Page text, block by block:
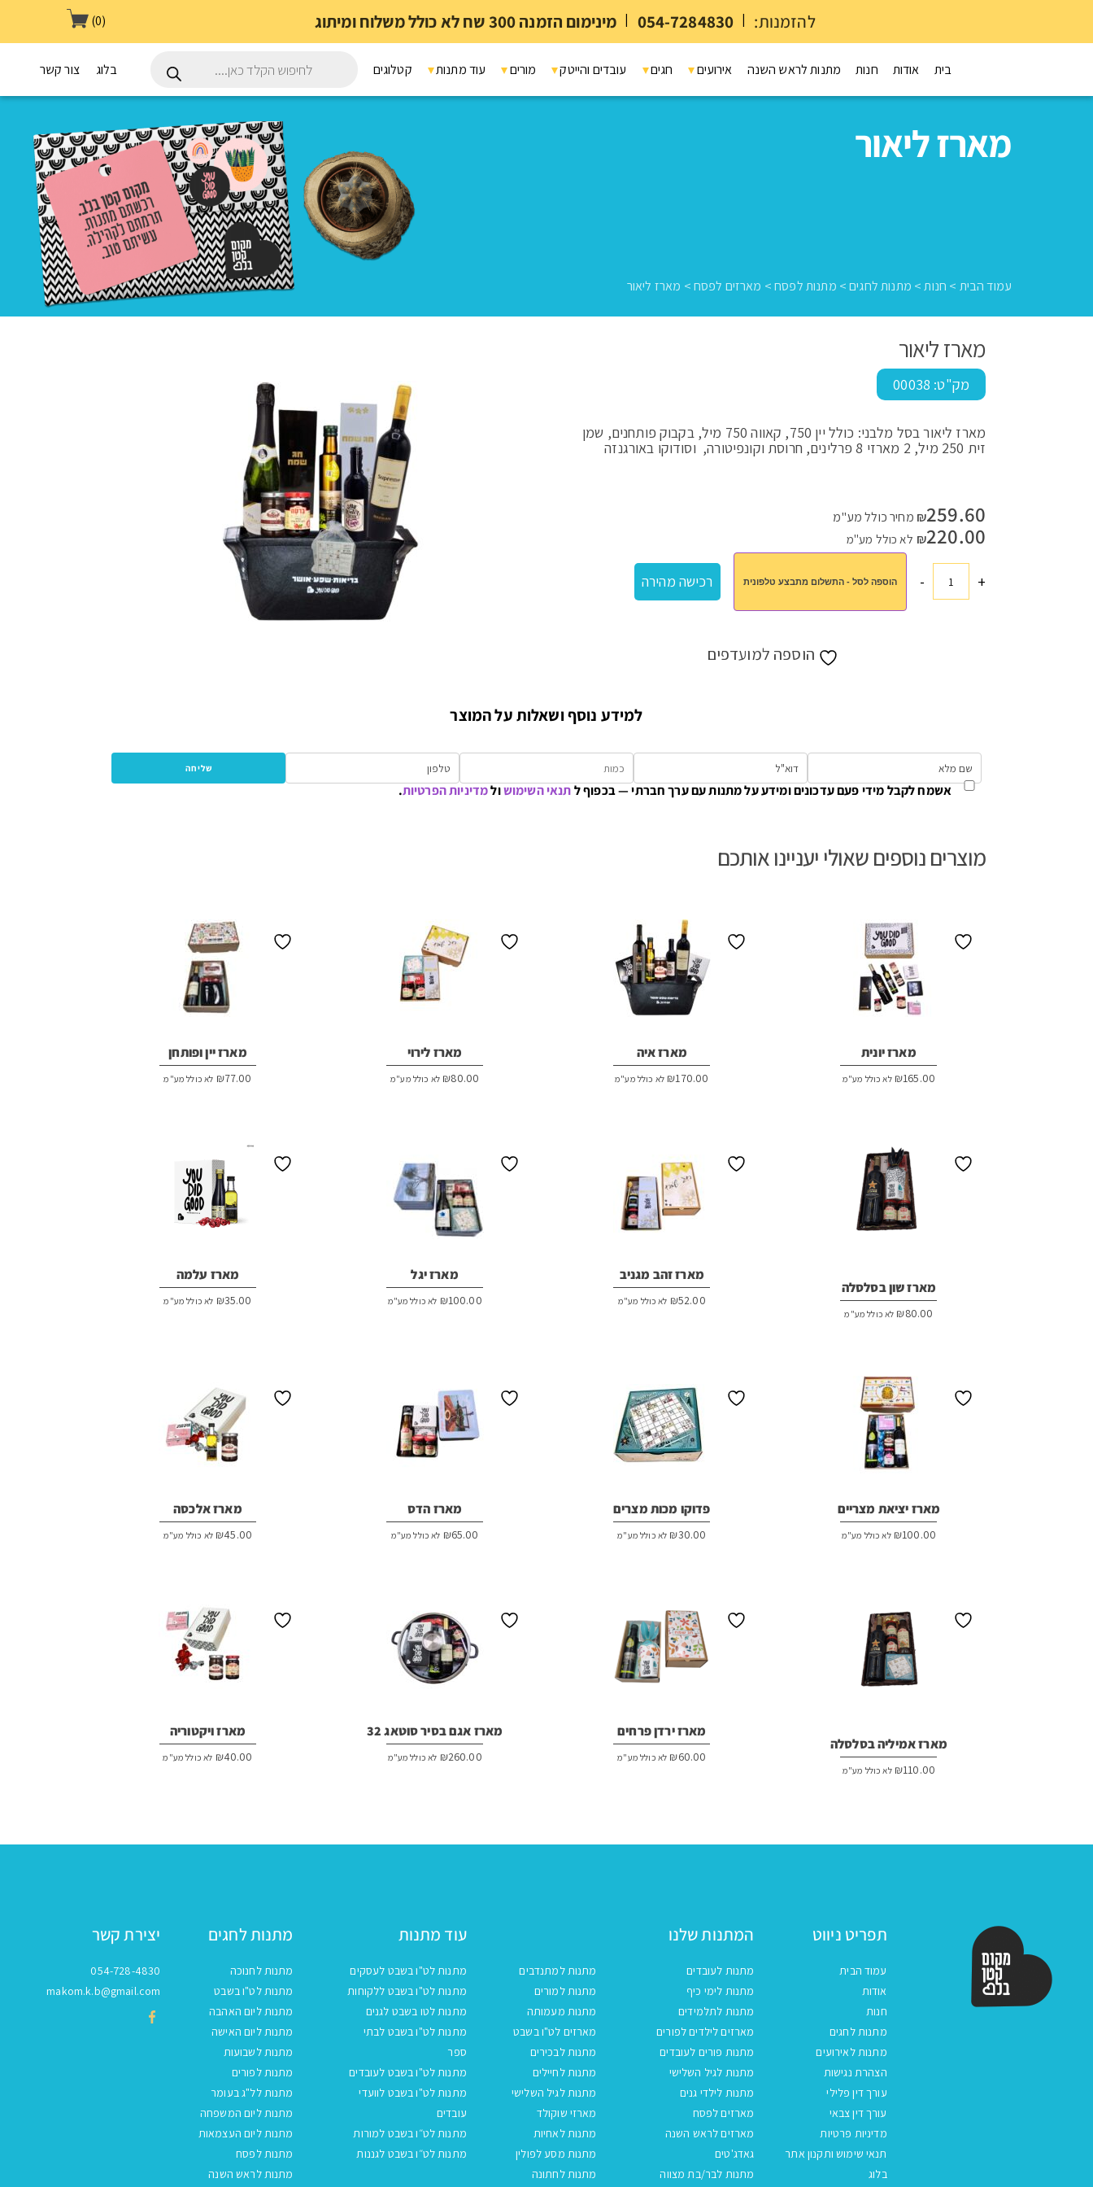
להזמנות: |
054-7284830
| מינימום הזמנה 300 שח לא כולל משלוח ומיתוג (0)
בית אודות חנות מתנות לראש השנה אירועים חגים עובדים והייטק מורים עוד מתנות קטלוגים בלוג צור קשר
מארז ליאור
עמוד הבית > חנות> מתנות לחגים> מתנות לפסח> מארזים לפסח> מארז ליאור
חנות>מתנות לחגים >מתנות לפסח>מארזים לפסח>מארז ליאור
מארז ליאור
מק"ט: 00038
מארז ליאור בסל מלבני: כולל יין 750, קאווה 750 מיל, בקבוק פותחנים, שמן
זית 250 מיל, 2 מארזי 8 פרלינים, חרוסת וקונפיטורה, וסודוקו באורגנזה
₪259.60
מחיר כולל מע"מ
₪220.00 לא כולל מע"מ
+כמות
- הוספה לסל - התשלום מתבצע טלפונית רכישה מהירה
הוספה למועדפים
למידע נוסף ושאלות על המוצר
אשמח לקבל מידי פעם עדכונים ומידע על מתנות עם ערך חברתי — בכפוף לתנאי השימושולמדיניות הפרטיות.
מוצרים נוספים שאולי יעניינו אותכם
מארז יונית
₪165.00 לא כולל מע"מ
מארז איה
₪170.00 לא כולל מע"מ
מארז לירוי
₪80.00 לא כולל מע"מ
מארז יין ופותחן
₪77.00 לא כולל מע"מ
מארז שון בסלסלה
₪80.00 לא כולל מע"מ
מארז זהב מגניב
₪52.00 לא כולל מע"מ
מארז יגל
₪100.00 לא כולל מע"מ
מארז עלמה
₪35.00 לא כולל מע"מ
מארז יציאת מצריים
₪100.00 לא כולל מע"מ
פדוקו מכות מצרים
₪30.00 לא כולל מע"מ
מארז הדס
₪65.00 לא כולל מע"מ
מארז אלכסה
₪45.00 לא כולל מע"מ
מארז אמיליה בסלסלה
₪110.00 לא כולל מע"מ
מארז ירדן פרחים
₪60.00 לא כולל מע"מ
מארז אגם בסיר סוטאג 32
₪260.00 לא כולל מע"מ
מארז ויקטוריה
₪40.00 לא כולל מע"מ
תפריט ניווט
עמוד הבית
אודות
חנות
מתנות לחגים
מתנות לאירועים
הצהרת נגישות
עורך דין פלילי
עורך דין צבאי
מדיניות פרטיות
תנאי שימוש ותקנון אתר
בלוג
המתנות שלנו
מתנות לעובדים
מתנות למתנדבים
מתנות לימי כיף
מתנות למורים
מתנות לתלמידים
מתנות מעמותה
מארזים לילדים לפורים
מארזים לט"ו בשבט
מתנות פורים לעובדים
מתנות לבכירים
מתנות לגיל השלישי
מתנות לחיילים
מתנות לילדי גנים
מתנות לגיל השלישי
מארזים לפסח
מארזי שוקולד
מארזים לראש השנה
מתנות לאחיות
גאדג'טים
מתנות מסע לפולין
מתנות לבר/בת מצווה
מתנות לחתונה
עוד מתנות
מתנות לט"ו בשבט לעסקים
מתנות לט"ו בשבט ללקוחות
מתנות לטו בשבט לגנים
מתנות לט"ו בשבט לבתי
ספר
מתנות לט"ו בשבט לעובדים
מתנות לט"ו בשבט לוועדי
עובדים
מתנות לט״ו בשבט למורות
מתנות לט״ו בשבט לגננות
מתנות לחגים
מתנות לחנוכה
מתנות לט"ו בשבט
מתנות ליום האהבה
מתנות ליום האישה
מתנות לשבועות
מתנות לפורים
מתנות לל"ג בעומר
מתנות ליום המשפחה
מתנות ליום העצמאות
מתנות לפסח
מתנות לראש השנה
יצירת קשר
054-728-4830
makom.k.b@gmail.com